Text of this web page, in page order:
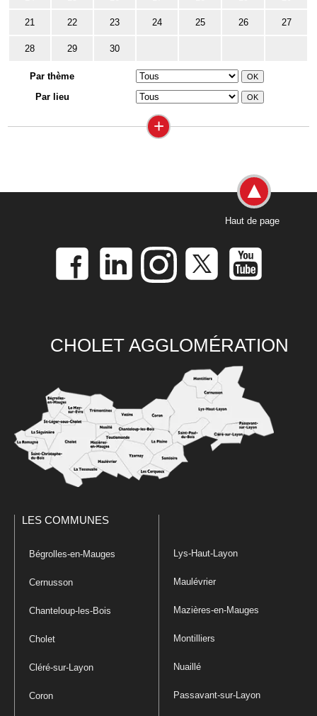
21 22 23 24 25 26 27
28 29 30
Par thème
Par lieu
+
Haut de page
CHOLET AGGLOMÉRATION
LES COMMUNES
Bégrolles-en-Mauges
Cernusson
Chanteloup-les-Bois
Cholet
Cléré-sur-Layon
Coron
Lys-Haut-Layon
Maulévrier
Mazières-en-Mauges
Montilliers
Nuaillé
Passavant-sur-Layon